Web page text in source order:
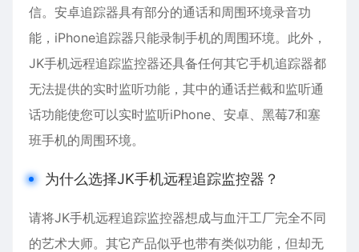
信。 安卓追踪器具有部分的通话和周围环境录音功
能，iPhone追踪器只能录制手机的周围环境。此外，
JK手机远程追踪监控器还具备任何其它手机追踪器都
无法提供的实时监听功能，其中的通话拦截和监听通
话功能使您可以实时监听iPhone、 安卓、黑莓7和塞
班手机的周围环境。
为什么选择JK手机远程追踪监控器？
请将JK手机远程追踪监控器想成与血汗工厂完全不同
的艺术大师。其它产品似乎也带有类似功能，但却无